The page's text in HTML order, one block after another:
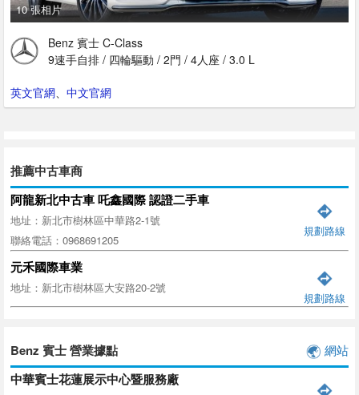
10 張相片
Benz 賓士 C-Class
9速手自排 / 四輪驅動 / 2門 / 4人座 / 3.0 L
英文官網、 中文官網
推薦中古車商
阿龍新北中古車 吒鑫國際 認證二手車
地址：新北市樹林區中華路2-1號
聯絡電話：0968691205
規劃路線
元禾國際車業
地址：新北市樹林區大安路20-2號
規劃路線
Benz 賓士 營業據點 網站
中華賓士花蓮展示中心暨服務廠